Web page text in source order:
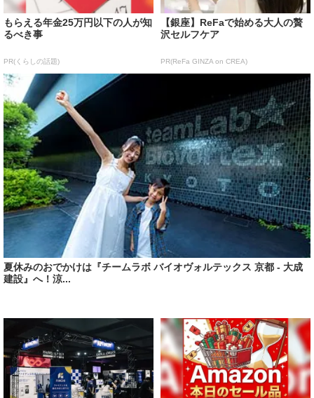
もらえる年金25万円以下の人が知
るべき事
PR(くらしの話題)
【銀座】ReFaで始める大人の贅
沢セルフケア
PR(ReFa GINZA on CREA)
夏休みのおでかけは『チームラボ バイオヴォルテックス 京都 - 大成
建設』へ！涼...